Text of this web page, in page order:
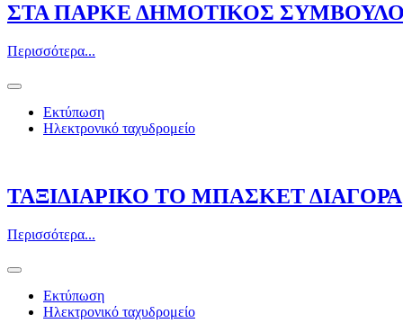
ΣΤΑ ΠΑΡΚΕ ΔΗΜΟΤΙΚΟΣ
Περισσότερα...
Εκτύπωση
Ηλεκτρονικό ταχυδρομείο
ΤΑΞΙΔΙΑΡΙΚΟ ΤΟ ΜΠΑΣΚΕΤ ΔΙΑΓΟΡΑ
Περισσότερα...
Εκτύπωση
Ηλεκτρονικό ταχυδρομείο